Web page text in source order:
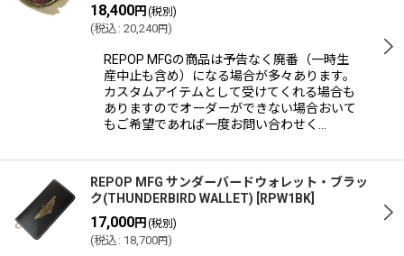
18,400円(税別)
(税込 : 20,240円)
REPOP MFGの商品は予告なく廃番（一時生
産中止も含め）になる場合が多々あります。
カスタムアイテムとして受けてくれる場合も
ありますのでオーダーができない場合おいて
もご希望であれば一度お問い合わせく…
REPOP MFG サンダーバードウォレット・ブラッ
ク(THUNDERBIRD WALLET) [RPW1BK]
17,000円(税別)
(税込 : 18,700円)